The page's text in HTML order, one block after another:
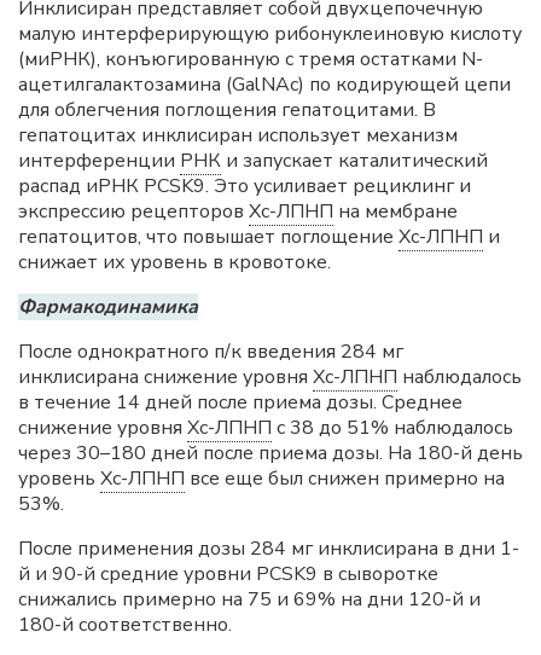
Инклисиран представляет собой двухцепочечную
малую интерферирующую рибонуклеиновую кислоту
(миРНК), конъюгированную с тремя остатками N-
ацетилгалактозамина (GalNAc) по кодирующей цепи
для облегчения поглощения гепатоцитами. В
гепатоцитах инклисиран использует механизм
интерференции РНК и запускает каталитический
распад иРНК PCSK9. Это усиливает рециклинг и
экспрессию рецепторов Хс-ЛПНП на мембране
гепатоцитов, что повышает поглощение Хс-ЛПНП и
снижает их уровень в кровотоке.
Фармакодинамика
После однократного п/к введения 284 мг
инклисирана снижение уровня Хс-ЛПНП наблюдалось
в течение 14 дней после приема дозы. Среднее
снижение уровня Хс-ЛПНП с 38 до 51% наблюдалось
через 30–180 дней после приема дозы. На 180-й день
уровень Хс-ЛПНП все еще был снижен примерно на
53%.
После применения дозы 284 мг инклисирана в дни 1-
й и 90-й средние уровни PCSK9 в сыворотке
снижались примерно на 75 и 69% на дни 120-й и
180-й соответственно.